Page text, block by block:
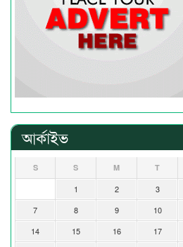
আর্কাইভ
S S M T
1 2 3
7
8 9 10
14
15 16 17